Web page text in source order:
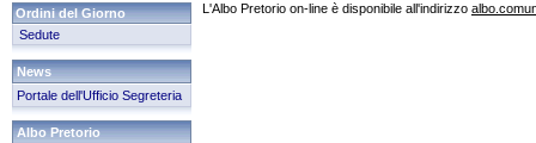
Ordini del Giorno
Sedute
News
Portale dell'Ufficio Segreteria
Albo Pretorio
L'Albo Pretorio on-line è disponibile all'indirizzo